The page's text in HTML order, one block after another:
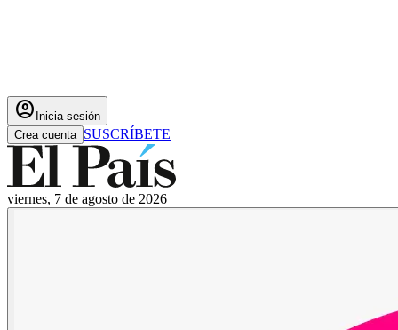
account_circle Inicia sesión
Crea cuenta SUSCRÍBETE
viernes, 7 de agosto de 2026